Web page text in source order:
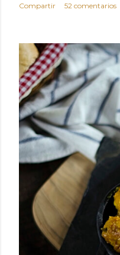
Compartir 52 comentarios